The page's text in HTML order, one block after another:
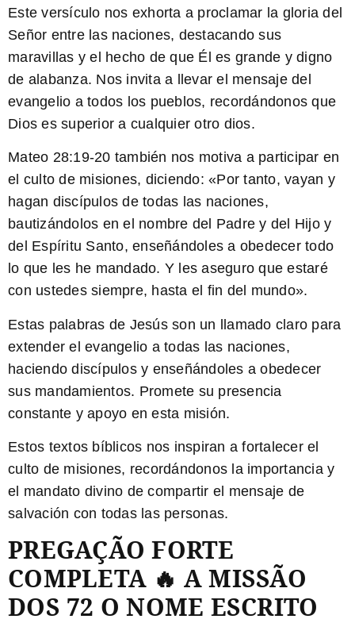
Este versículo nos exhorta a proclamar la gloria del
Señor entre las naciones, destacando sus
maravillas y el hecho de que Él es grande y digno
de alabanza. Nos invita a llevar el mensaje del
evangelio a todos los pueblos, recordándonos que
Dios es superior a cualquier otro dios.
Mateo 28:19-20 también nos motiva a participar en
el culto de misiones, diciendo: «Por tanto, vayan y
hagan discípulos de todas las naciones,
bautizándolos en el nombre del Padre y del Hijo y
del Espíritu Santo, enseñándoles a obedecer todo
lo que les he mandado. Y les aseguro que estaré
con ustedes siempre, hasta el fin del mundo».
Estas palabras de Jesús son un llamado claro para
extender el evangelio a todas las naciones,
haciendo discípulos y enseñándoles a obedecer
sus mandamientos. Promete su presencia
constante y apoyo en esta misión.
Estos textos bíblicos nos inspiran a fortalecer el
culto de misiones, recordándonos la importancia y
el mandato divino de compartir el mensaje de
salvación con todas las personas.
PREGAÇÃO FORTE
COMPLETA 🔥 A MISSÃO
DOS 72 O NOME ESCRITO